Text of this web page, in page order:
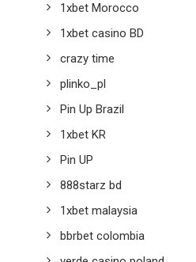
1xbet Morocco
1xbet casino BD
crazy time
plinko_pl
Pin Up Brazil
1xbet KR
Pin UP
888starz bd
1xbet malaysia
bbrbet colombia